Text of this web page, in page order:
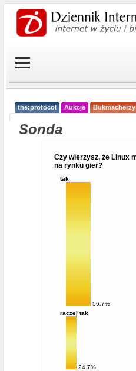
the:protocol Aukcje Bukmacherzy
Sonda
Czy wierzysz, że Linux
na rynku gier?
tak
56.7%
raczej tak
24.7%